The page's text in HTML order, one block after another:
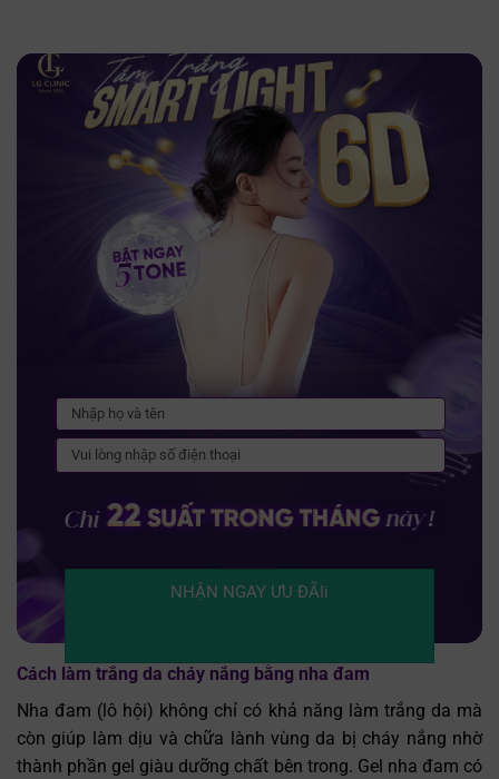
NHẬN NGAY ƯU ĐÃIi
Cách làm trắng da cháy nắng bằng nha đam
Nha đam (lô hội) không chỉ có khả năng làm trắng da mà
còn giúp làm dịu và chữa lành vùng da bị cháy nắng nhờ
thành phần gel giàu dưỡng chất bên trong. Gel nha đam có